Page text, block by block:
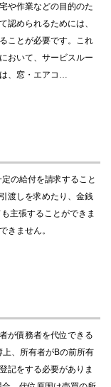
や作業などの目的のた
認められるためには、
ことが必要です。これ
おいて、サービスルー
、窓・エアコ…
の給付を請求すること
渡しを求めたり、金銭
主張することができま
きません。
が債務者を代位できる
、所有者がBの前所有
記をする必要がありま